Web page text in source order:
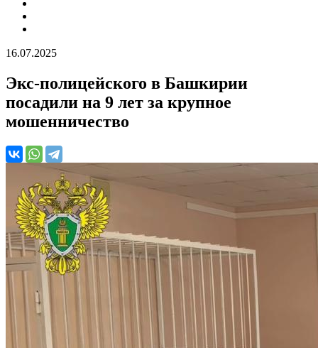
16.07.2025
Экс-полицейского в Башкирии
посадили на 9 лет за крупное
мошенничество